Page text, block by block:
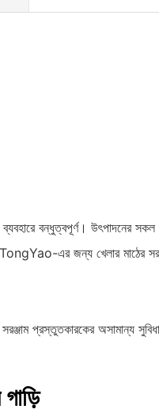
বন্ধুত্বপূর্ণ। উৎপাদনের
এর জন্য খেলার মাঠের
প্রস্তুতকারকের অসামান্য